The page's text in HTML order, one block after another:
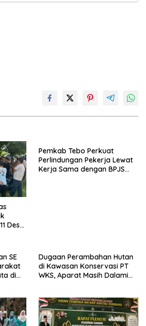
Desa
Pemkab Tebo Perkuat
Perlindungan Pekerja Lewat
Kerja Sama dengan BPJS
SE
di
Dugaan Perambahan Hutan
di Kawasan Konservasi PT
WKS, Aparat Masih Dalami